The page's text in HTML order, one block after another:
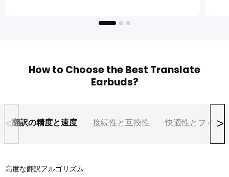
How to Choose the Best Translate
Earbuds?
翻訳の精度と速度 接続性と互換性 快適性とフィッ
< >
高度な翻訳アルゴリズム